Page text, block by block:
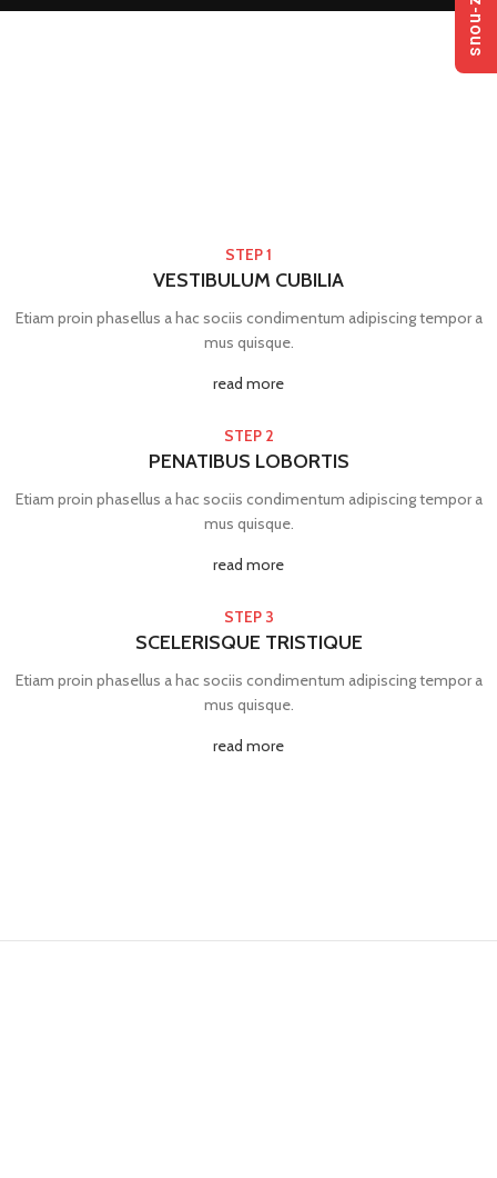
STEP 1
VESTIBULUM CUBILIA
Etiam proin phasellus a hac sociis condimentum adipiscing tempor a
mus quisque.
read more
STEP 2
PENATIBUS LOBORTIS
Etiam proin phasellus a hac sociis condimentum adipiscing tempor a
mus quisque.
read more
STEP 3
SCELERISQUE TRISTIQUE
Etiam proin phasellus a hac sociis condimentum adipiscing tempor a
mus quisque.
read more